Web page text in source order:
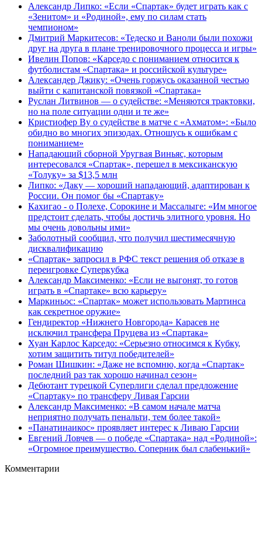
Александр Липко: «Если «Спартак» будет играть как с
«Зенитом» и «Родиной», ему по силам стать
чемпионом»
Дмитрий Маркитесов: «Тедеско и Ваноли были похожи
друг на друга в плане тренировочного процесса и игры»
Ивелин Попов: «Карседо с пониманием относится к
футболистам «Спартака» и российской культуре»
Александер Джику: «Очень горжусь оказанной честью
выйти с капитанской повязкой «Спартака»
Руслан Литвинов — о судействе: «Меняются трактовки,
но на поле ситуации одни и те же»
Кристиофер Ву о судействе в матче с «Ахматом»: «Было
обидно во многих эпизодах. Отношусь к ошибкам с
пониманием»
Нападающий сборной Уругвая Виньяс, которым
интересовался «Спартак», перешел в мексиканскую
«Толуку» за $13,5 млн
Липко: «Даку — хороший нападающий, адаптирован к
России. Он помог бы «Спартаку»
Кахигао - о Полехе, Сорокине и Массалыге: «Им многое
предстоит сделать, чтобы достичь элитного уровня. Но
мы очень довольны ими»
Заболотный сообщил, что получил шестимесячную
дисквалификацию
«Спартак» запросил в РФС текст решения об отказе в
переигровке Суперкубка
Александр Максименко: «Если не выгонят, то готов
играть в «Спартаке» всю карьеру»
Маркиньос: «Спартак» может использовать Мартинса
как секретное оружие»
Гендиректор «Нижнего Новгорода» Карасев не
исключил трансфера Пруцева из «Спартака»
Хуан Карлос Карседо: «Серьезно относимся к Кубку,
хотим защитить титул победителей»
Роман Шишкин: «Даже не вспомню, когда «Спартак»
последний раз так хорошо начинал сезон»
Дебютант турецкой Суперлиги сделал предложение
«Спартаку» по трансферу Ливая Гарсии
Александр Максименко: «В самом начале матча
неприятно получать пенальти, тем более такой»
«Панатинаикос» проявляет интерес к Ливаю Гарсии
Евгений Ловчев — о победе «Спартака» над «Родиной»:
«Огромное преимущество. Соперник был слабенький»
Комментарии